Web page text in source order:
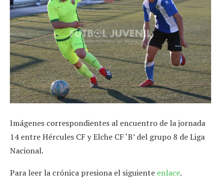
Imágenes correspondientes al encuentro de la jornada
14 entre Hércules CF y Elche CF ‘B’ del grupo 8 de Liga
Nacional.
Para leer la crónica presiona el siguiente enlace.